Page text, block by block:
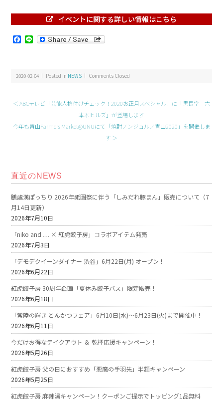
イベントに関する詳しい情報はこちら
Facebook
Line
2020-02-04 ｜ Posted in NEWS ｜ Comments Closed
＜ ABCテレビ「芸能人格付けチェック！2020お正月スペシャル」に「黒長堂 六
本木ヒルズ」が登場します
今年も青山Farmers Market@UNUにて「焼酎ノンジョルノ青山2020」を開催しま
す ＞
直近のNEWS
膳處漢ぽっちり 2026年祇園祭に伴う「しみだれ豚まん」販売について（7
月14日更新）
2026年7月10日
「niko and … × 紅虎餃子房」コラボアイテム発売
2026年7月3日
「デモデクイーンダイナー 渋谷」6月22日(月) オープン！
2026年6月22日
紅虎餃子房 30周年企画「夏休み餃子パス」限定販売！
2026年6月18日
「常陸の輝き とんかつフェア」6月10日(水)～6月23日(火)まで開催中！
2026年6月11日
今だけお得なテイクアウト ＆ 乾杯応援キャンペーン！
2026年5月26日
紅虎餃子房 父の日におすすめ「悪魔の手羽先」半額キャンペーン
2026年5月25日
紅虎餃子房 麻辣湯キャンペーン！クーポンご提示でトッピング1品無料